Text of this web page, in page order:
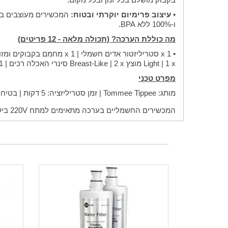
• עיצוב פרימיום יוקרתי ובטוח: המכשירים מעוצבים
ו-100% ללא BPA.
מה כוללת הערכה? (תכולה מלאה - 12 פריטים)
Light | 1 x מוצץ Breast-Like | 2 x סינרי האכלה רכים | 1 x תיק תרמי מבודד לבקבוק | 1 x מברשת ניקוי לבקבוקים ופטמות.
מפרט טכני
מותג: Tommee Tippee | זמן סטריליזציה: 5 דקות | בטיחות: 100% ללא BPA (BPA-free)
המכשירים החשמליים בערכה מתאימים למתח 220V בישראל. נדרש מתאם לשקע ישראלי (תקע בריטי במקור).